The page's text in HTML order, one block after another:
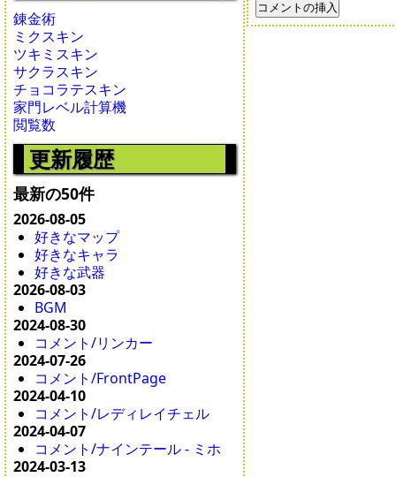
錬金術
ミクスキン
ツキミスキン
サクラスキン
チョコラテスキン
家門レベル計算機
閲覧数
更新履歴
最新の50件
2026-08-05
好きなマップ
好きなキャラ
好きな武器
2026-08-03
BGM
2024-08-30
コメント/リンカー
2024-07-26
コメント/FrontPage
2024-04-10
コメント/レディレイチェル
2024-04-07
コメント/ナインテール - ミホ
2024-03-13